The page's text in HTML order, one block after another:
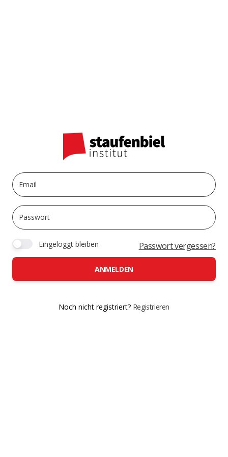
Eingeloggt bleiben Passwort vergessen?
ANMELDEN
Noch nicht registriert? Registrieren